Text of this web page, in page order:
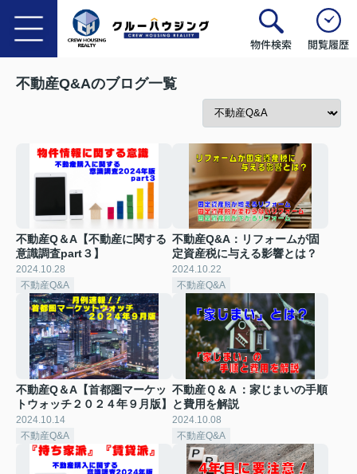
物件検索 閲覧履歴
不動産Q&Aのブログ一覧
不動産Q＆A【不動産に関する
意識調査part３】
2024.10.28
不動産Q&A
不動産Q&A：リフォームが固
定資産税に与える影響とは？
2024.10.22
不動産Q&A
不動産Q＆A【首都圏マーケッ
トウォッチ２０２４年９月版】
2024.10.14
不動産Q&A
不動産Ｑ＆Ａ：家じまいの手順
と費用を解説
2024.10.08
不動産Q&A